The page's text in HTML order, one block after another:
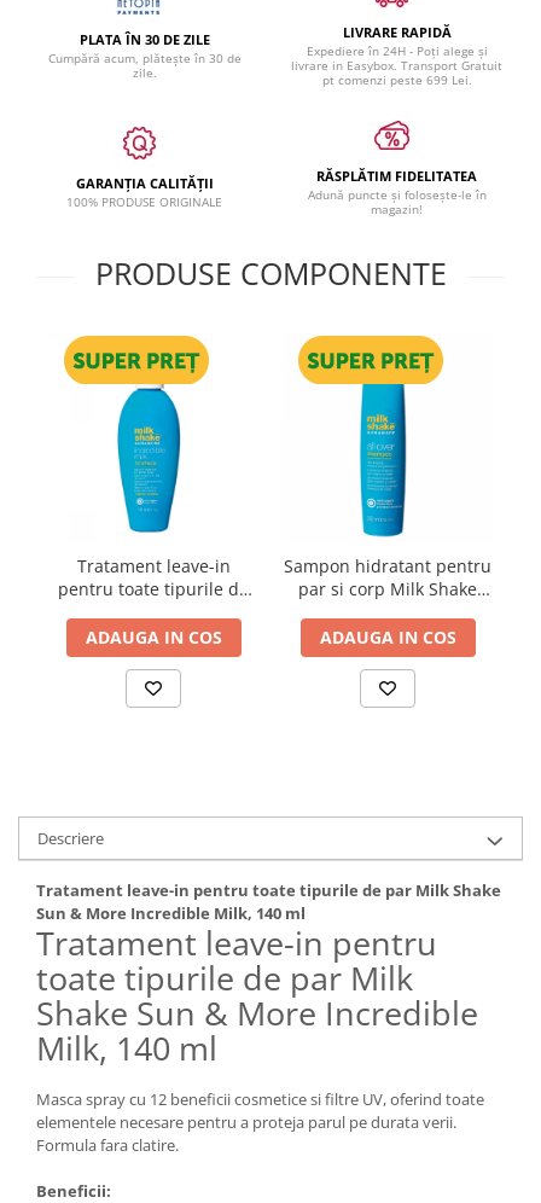
PLATA ÎN 30 DE ZILE
Cumpără acum, plătește în 30 de
zile.
LIVRARE RAPIDĂ
Expediere în 24H - Poți alege și
livrare in Easybox. Transport Gratuit
pt comenzi peste 699 Lei.
GARANȚIA CALITĂȚII
100% PRODUSE ORIGINALE
RĂSPLĂTIM FIDELITATEA
Adună puncte și folosește-le în
magazin!
PRODUSE COMPONENTE
Tratament leave-in
pentru toate tipurile de
More Incredible Milk, 140
ml
ADAUGA IN COS
Sampon hidratant pentru
par si corp Milk Shake
Shampoo, 250 ml
ADAUGA IN COS
Descriere
Tratament leave-in pentru toate tipurile de par Milk Shake
Sun & More Incredible Milk, 140 ml
Tratament leave-in pentru
toate tipurile de par Milk
Shake Sun & More Incredible
Milk, 140 ml
Masca spray cu 12 beneficii cosmetice si filtre UV, oferind toate
elementele necesare pentru a proteja parul pe durata verii.
Formula fara clatire.
Beneficii: